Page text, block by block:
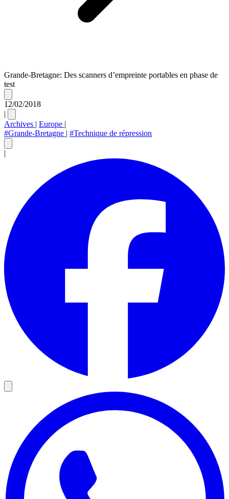
Grande-Bretagne: Des scanners d’empreinte portables en phase de
test
12/02/2018
|
Archives | Europe |
#Grande-Bretagne | #Technique de répression
|